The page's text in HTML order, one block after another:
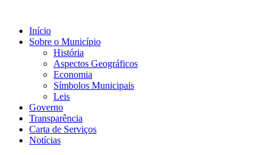
Início
Sobre o Município
História
Aspectos Geográficos
Economia
Símbolos Municipais
Leis
Governo
Transparência
Carta de Serviços
Notícias